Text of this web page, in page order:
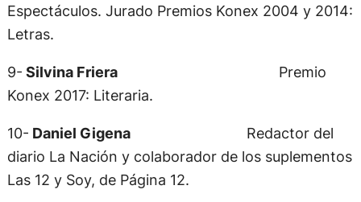
Espectáculos. Jurado Premios Konex 2004 y 2014:
Letras.
9- Silvina FrieraPremio
Konex 2017: Literaria.
10- Daniel Gigena Redactor del
diario La Nación y colaborador de los suplementos
Las 12 y Soy, de Página 12.